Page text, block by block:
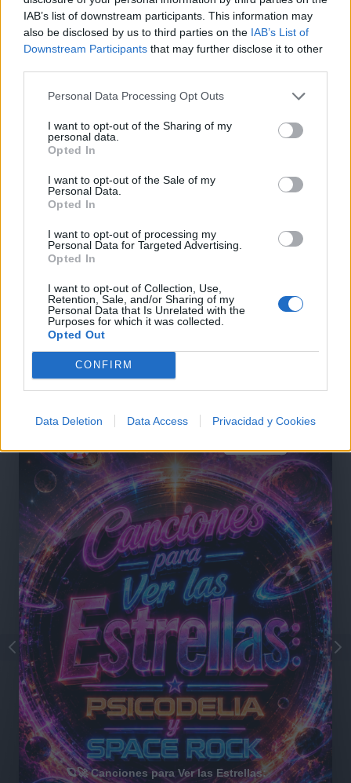
IAB’s list of downstream participants. This information may
also be disclosed by us to third parties on the IAB’s List of
Downstream Participants that may further disclose it to other
Personal Data Processing Opt Outs
I want to opt-out of the Sharing of my
personal data.
Opted In
I want to opt-out of the Sale of my
Personal Data.
Opted In
I want to opt-out of processing my
Personal Data for Targeted Advertising.
Opted In
I want to opt-out of Collection, Use,
Retention, Sale, and/or Sharing of my
Personal Data that Is Unrelated with the
Purposes for which it was collected.
Opted Out
CONFIRM
Data Deletion Data Access Privacidad y Cookies
Comentar Letra
Comenta o pregunta lo que desees sobre Banda La
Teco o 'De Su Vida Me Ire'
Comentarios (1)
🪐🚀 Canciones para Ver las Estrellas: